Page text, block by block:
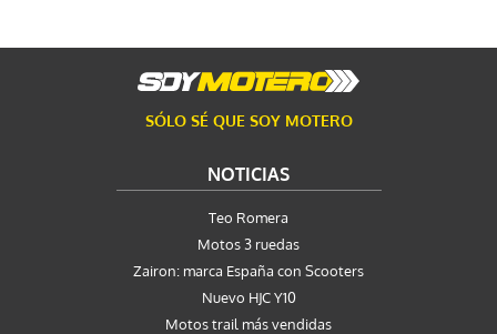
SÓLO SÉ QUE SOY MOTERO
NOTICIAS
Teo Romera
Motos 3 ruedas
Zairon: marca España con Scooters
Nuevo HJC Y10
Motos trail más vendidas